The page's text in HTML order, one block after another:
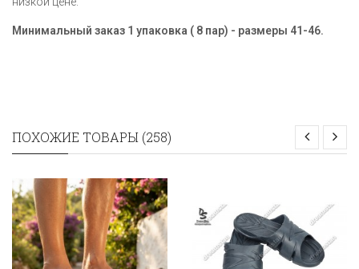
Минимальный заказ 1 упаковка ( 8 пар) - размеры 41-46.
ПОХОЖИЕ ТОВАРЫ (258)